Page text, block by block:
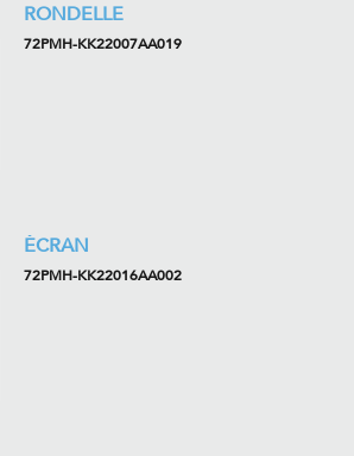
RONDELLE
72PMH-KK22007AA019
ÉCRAN
72PMH-KK22016AA002